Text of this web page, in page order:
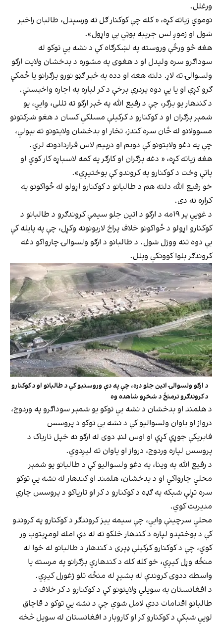
ورغلل.
نوموي زیاته کړه، « کله چې کوکنار ګل ته ورسېدل، طالبان راخبر
شول او زموږ لس جریبه بوټي یې واړول».
هغه څو ورځې وروسته په لښکرګاه کې د نشه يي توکو له
سوداګرو سره ولیدل او د هغوی په مشوره د بدخشان ولایت ارګو
ولسوالۍ ته لاړ. دلته هغه او دده په څېر ګڼو نورو بزګرانو یا ځمکې
ګرو کړې او یا یې دوه پردرې برخې د کر لپاره په اجاره واخېستې.
د کندهار یو بزګر، چې د رفیع الله په څېر ارګو ته تللی، وايي، یو
شمېر بزګران او د کوکنارو د کرکیلې مسلکي کسان د هغو شرکتونو
مسوولانو له ځان سره کندز، تخار او بدخشان ولایتونو ته بېولي،
چې په دغو ولایتونو کې دویم او درېیم لاس قراردادونه لري.
هغه زیاته کړه، « دغه بزګران او کارګر په کمه لاسباړه کار کوي او
پاتې وخت د کوکنارو په کروندو کې بوختیږي».
خو رفیع الله دلته هم د طالبانو د کوکنارو اړولو له ځواکونو په
کراره نه دی.
د غويي پر ۱۹مه د ارګو د اتین جلو سیمې کروندګرو د طالبانو د
کوکنارو اړولو د ځواکونو خلاف پراخ لاریونونه وکړل، چې په پایله کې
یې دوه تنه ووژل شول. د طالبانو د ارګو ولسوالۍ چارواکو دغه
کروندګر بلوا کوونکي وبلل.
د ارګو ولسوالۍ اتین جلو دره، چې په دې وروستیو کې د طالبانو او د کوکنارو
د کروندګرو ترمنځ د شخړو شاهده وه
د هلمند او بدخشان د نشه يي توکو یو شمېر سوداګرو په وردوج،
درواز او یاوان ولسوالیو کې د نشه يي توکو د پروسس
فابریکې جوړې کړې او اوس لنډ دوی له ارګو نه خپل تاریاک د
پروسس لپاره وردوج، درواز او یاوان ته لیږدوي.
د رفیع الله په وینا، په دغو ولسوالیو کې د طالبانو یو شمېر
محلي چارواکي او د بدخشان، هلمند او کندهار له نشه يي توکو
سره تړلې شبکه په ګډه د کوکنارو د کر او تاریاکو د پروسس چارې
مدیریت کوي.
محلي سرچینې وايي، چې سیمه ییز کروندګر د کوکنارو په کروندو
کې د بوختېدو لپاره د کندهار خلکو ته له دې امله لومړیتوب ور
کوي، چې د کوکنارو کرکیلې ډېری د کندهار د طالبانو له خوا له
منځه وړل کیږي، خو کله کله د کندهاري بزګرانو په مرسته یا
واسطه ددوی کروندې له بشپړ له منځه تلو ژغورل کیږي.
د افغانستان په سویلي ولایتونو کې د کوکنارو د کر خلاف د
طالبانو اقدامات ددې لامل شوي چې د نشه يي توکو د قاچاق
لويي شبکې د کوکنارو کر او کاروبار د افغانستان له سویل څخه